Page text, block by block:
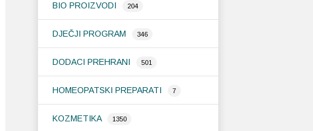
BIO PROIZVODI 204
DJEČJI PROGRAM 346
DODACI PREHRANI 501
HOMEOPATSKI PREPARATI 7
KOZMETIKA 1350